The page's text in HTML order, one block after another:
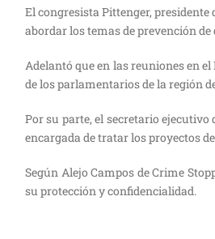
El congresista Pittenger,
abordar los temas de prevención
Adelantó que en las reuniones en
de los parlamentarios de la región
Por su parte, el secretario ejecutivo
encargada de tratar los proyectos
Según Alejo Campos de Crime
su protección y confidencialidad.